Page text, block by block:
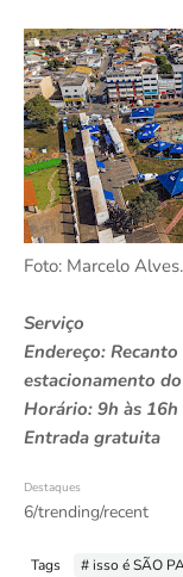
Foto: Marcelo Alves.
Serviço
Endereço:
estacionamento
Horário: 9h às 16h
Entrada gratuita
Destaques
6/trending/recent
Tags # isso é SÃO